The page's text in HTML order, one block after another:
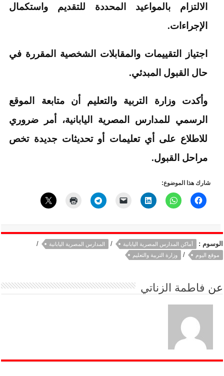
الالتزام بالمواعيد المحددة للتقديم واستكمال
الإجراءات.
اجتياز التقييمات والمقابلات الشخصية المقررة في
حال القبول المبدئي.
وأكدت وزارة التربية والتعليم أن متابعة الموقع
الرسمي للمدارس المصرية اليابانية، أمر ضروري
للاطلاع على أي تعليمات أو تحديثات جديدة تخص
مراحل القبول.
شارك هذا الموضوع:
الوسوم : أماكن المدارس المصرية اليابانية / المدارس المصرية اليابانية /
موقع اليوم / وزارة التربية والتعليم
عن فاطمة الزناتي